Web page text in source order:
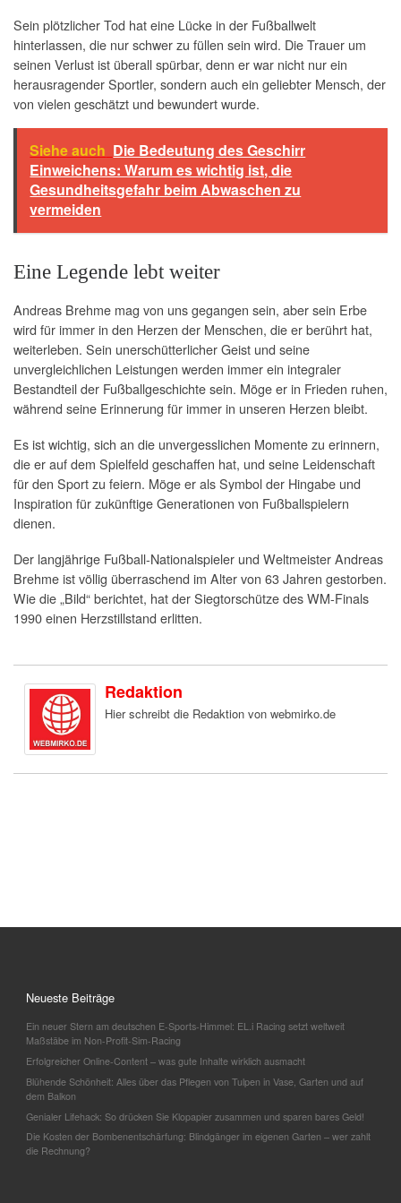
Sein plötzlicher Tod hat eine Lücke in der Fußballwelt
hinterlassen, die nur schwer zu füllen sein wird. Die Trauer um
seinen Verlust ist überall spürbar, denn er war nicht nur ein
herausragender Sportler, sondern auch ein geliebter Mensch, der
von vielen geschätzt und bewundert wurde.
Siehe auch Die Bedeutung des Geschirr
Einweichens: Warum es wichtig ist, die
Gesundheitsgefahr beim Abwaschen zu
vermeiden
Eine Legende lebt weiter
Andreas Brehme mag von uns gegangen sein, aber sein Erbe
wird für immer in den Herzen der Menschen, die er berührt hat,
weiterleben. Sein unerschütterlicher Geist und seine
unvergleichlichen Leistungen werden immer ein integraler
Bestandteil der Fußballgeschichte sein. Möge er in Frieden ruhen,
während seine Erinnerung für immer in unseren Herzen bleibt.
Es ist wichtig, sich an die unvergesslichen Momente zu erinnern,
die er auf dem Spielfeld geschaffen hat, und seine Leidenschaft
für den Sport zu feiern. Möge er als Symbol der Hingabe und
Inspiration für zukünftige Generationen von Fußballspielern
dienen.
Der langjährige Fußball-Nationalspieler und Weltmeister Andreas
Brehme ist völlig überraschend im Alter von 63 Jahren gestorben.
Wie die „Bild“ berichtet, hat der Siegtorschütze des WM-Finals
1990 einen Herzstillstand erlitten.
Redaktion
Hier schreibt die Redaktion von webmirko.de
Neueste Beiträge
Ein neuer Stern am deutschen E-Sports-Himmel: EL.i Racing setzt weltweit
Maßstäbe im Non-Profit-Sim-Racing
Erfolgreicher Online-Content – was gute Inhalte wirklich ausmacht
Blühende Schönheit: Alles über das Pflegen von Tulpen in Vase, Garten und auf
dem Balkon
Genialer Lifehack: So drücken Sie Klopapier zusammen und sparen bares Geld!
Die Kosten der Bombenentschärfung: Blindgänger im eigenen Garten – wer zahlt
die Rechnung?